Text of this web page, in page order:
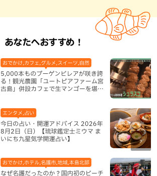
あなたへおすすめ！
5,000本ものブーゲンビレアが咲き誇
る！観光農園「ユートピアファーム宮
古島」併設カフェで生マンゴーを堪能
おでかけ,カフェ,グルメ,スイーツ,自然
今日の占い・開運アドバイス 2026年
8月2日（日）【琉球鑑定士ミウマ ま
いにち九星気学開運占い】
エンタメ,占い
なぜ名護だったのか？国内初のビーチ
おでかけ,ホテル,名護市,地域,本島北部